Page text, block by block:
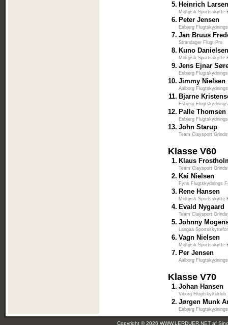
5. Heinrich
Midtjysk Sportsskytte
6. Peter Jensen
Esbjerg
7. Jan Bruus
Strandager Flugt Pro
8. Kuno
Midtjysk Sportsskytte
9. Jens Ejnar
Esbjerg
10. Jimmy Nielsen
Aalborg
11. Bjarne
Esbjerg
12. Palle Thomsen
Esbjerg
13. John Starup
Team Claysport
Klasse V60
1. Klaus
Team Claysport
2. Kai Nielsen
Fyns Flugtskydnings
3. Rene Hansen
Midtjysk Sportsskytte
4. Evald Nygaard
Team Claysport
5. Johnny
Langaa
6. Vagn Nielsen
Midtjysk Sportsskytte
7. Per Jensen
Aalborg
Klasse V70
1. Johan Hansen
Viborg Flugtskytteklub
2. Jørgen Munk
Esbjerg
Copyright © 2026 WWW.LERDUER.NET af